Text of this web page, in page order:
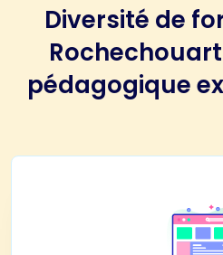
Diversité de
pédagogique